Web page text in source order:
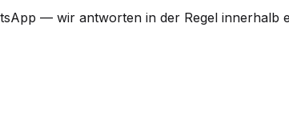
— wir antworten in der Regel innerhalb